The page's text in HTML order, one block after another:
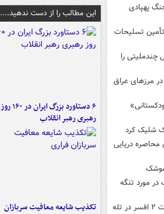
پهپادی
تسلیحات
چندملیتی را
مرزهای عراق
شلیک کرد
دریایی
در مورد تنگه
اعتراف ارتش اسرائیل به هلاکت ۲ افسر در تله
این مطالب را از دست ندهید....
۶ دستاورد بزرگ ایران در ۱۶۰ روز
رهبری رهبر انقلاب
تکذیب شایعه معافیت سربازان